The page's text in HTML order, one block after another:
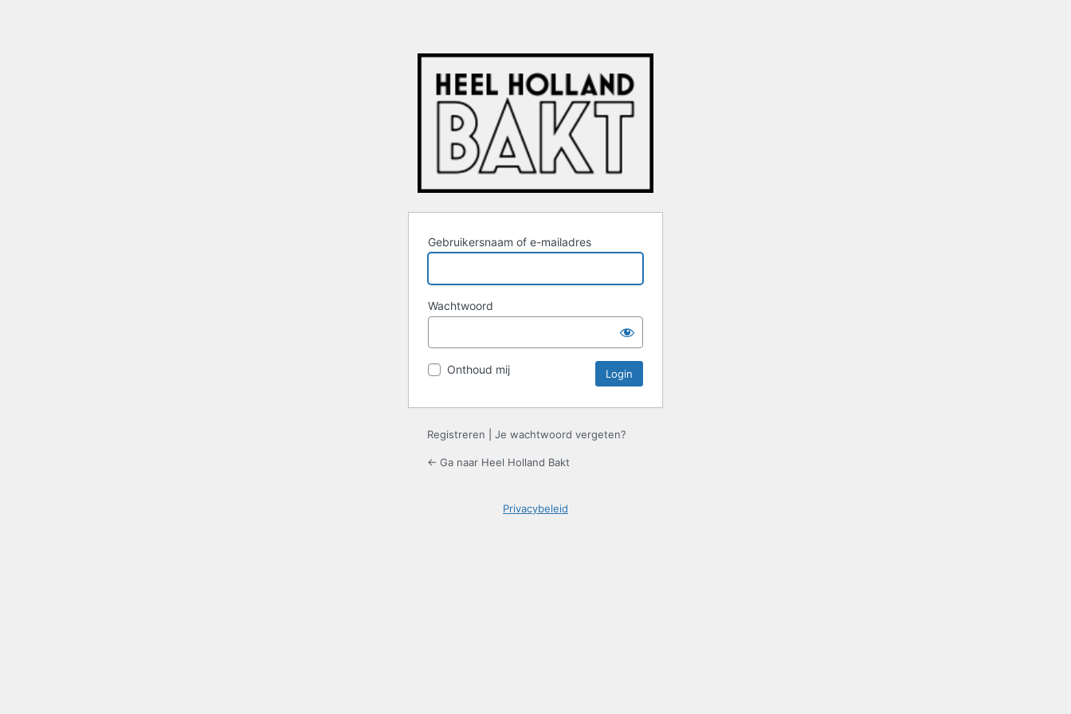
Gebruikersnaam of e-mailadres
Wachtwoord
Onthoud mij
Registreren Je wachtwoord vergeten?
← Ga naar Heel Holland Bakt
Privacybeleid